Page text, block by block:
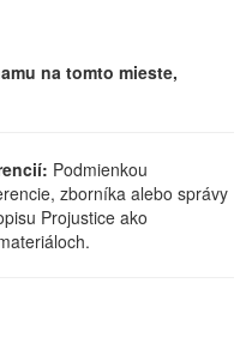
na tomto mieste,
Podmienkou
zborníka alebo správy
Projustice ako